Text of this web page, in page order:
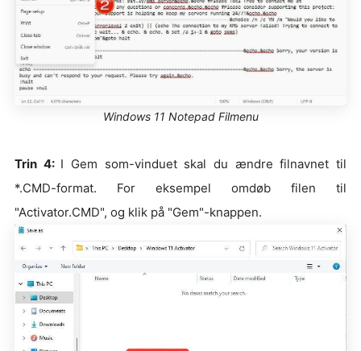
Windows 11 Notepad Filmenu
Trin 4: I Gem som-vinduet skal du ændre filnavnet til
*.CMD-format. For eksempel omdøb filen til
"Activator.CMD", og klik på "Gem"-knappen.